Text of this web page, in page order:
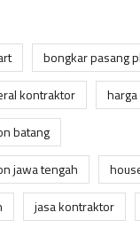
bongkar pasang
kontraktor
batang
jawa tengah
jasa kontraktor